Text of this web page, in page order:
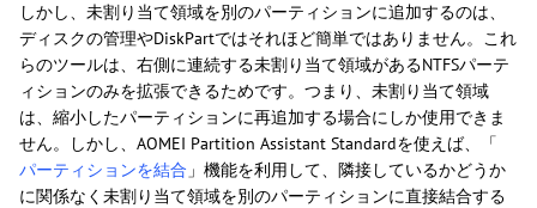
しかし、未割り当て領域を別のパーティションに追加するのは、
ディスクの管理やDiskPartではそれほど簡単ではありません。これ
らのツールは、右側に連続する未割り当て領域があるNTFSパーテ
ィションのみを拡張できるためです。つまり、未割り当て領域
は、縮小したパーティションに再追加する場合にしか使用できま
せん。しかし、AOMEI Partition Assistant Standardを使えば、「
パーティションを結合 」機能を利用して、隣接しているかどうか
に関係なく未割り当て領域を別のパーティションに直接結合する